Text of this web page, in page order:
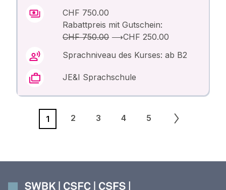
CHF 750.00
Rabattpreis mit Gutschein:
CHF 750.00⟶CHF 250.00
Sprachniveau des Kurses: ab B2
JE&I Sprachschule
1 2 3 4 5